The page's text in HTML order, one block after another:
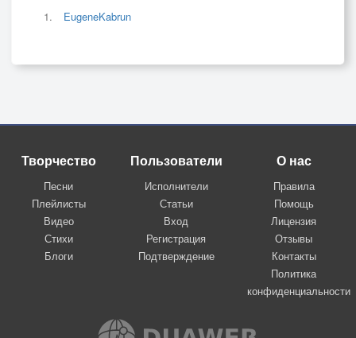
EugeneKabrun
Творчество
Песни
Плейлисты
Видео
Стихи
Блоги
Пользователи
Исполнители
Статьи
Вход
Регистрация
Подтверждение
О нас
Правила
Помощь
Лицензия
Отзывы
Контакты
Политика
конфиденциальности